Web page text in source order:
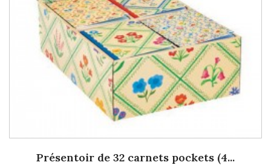
Présentoir de 32 carnets pockets (4...